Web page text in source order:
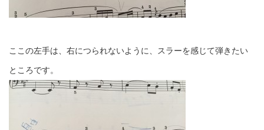
ここの左手は、右につられないように、スラーを感じて弾きたい
ところです。